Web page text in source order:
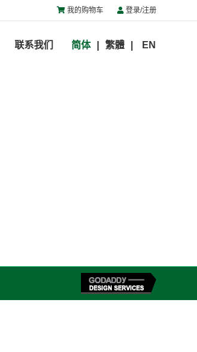
我的购物车 登录/注册
联系我们 简体 繁體 EN